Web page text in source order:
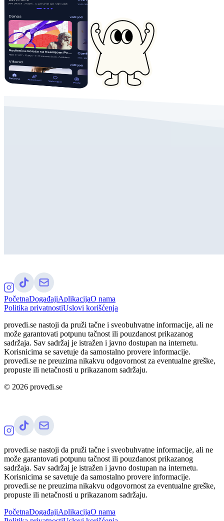
PočetnaDogađajiAplikacijaO nama
Politika privatnostiUslovi korišćenja
provedi.se nastoji da pruži tačne i sveobuhvatne informacije, ali ne
može garantovati potpunu tačnost ili pouzdanost prikazanog
sadržaja. Sav sadržaj je istražen i javno dostupan na internetu.
Korisnicima se savetuje da samostalno provere informacije.
provedi.se ne preuzima nikakvu odgovornost za eventualne greške,
propuste ili netačnosti u prikazanom sadržaju.
© 2026 provedi.se
provedi.se nastoji da pruži tačne i sveobuhvatne informacije, ali ne
može garantovati potpunu tačnost ili pouzdanost prikazanog
sadržaja. Sav sadržaj je istražen i javno dostupan na internetu.
Korisnicima se savetuje da samostalno provere informacije.
provedi.se ne preuzima nikakvu odgovornost za eventualne greške,
propuste ili netačnosti u prikazanom sadržaju.
PočetnaDogađajiAplikacijaO nama